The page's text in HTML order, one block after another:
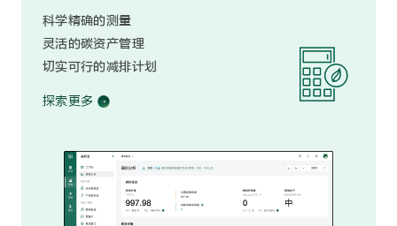
科学精确的测量
灵活的碳资产管理
切实可行的减排计划
探索更多